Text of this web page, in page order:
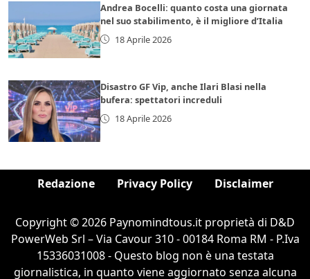
Andrea Bocelli: quanto costa una giornata
nel suo stabilimento, è il migliore d’Italia
18 Aprile 2026
Disastro GF Vip, anche Ilari Blasi nella
bufera: spettatori increduli
18 Aprile 2026
Redazione Privacy Policy Disclaimer
Copyright © 2026 Paynomindtous.it proprietà di D&D
PowerWeb Srl – Via Cavour 310 - 00184 Roma RM - P.Iva
15336031008 - Questo blog non è una testata
giornalistica, in quanto viene aggiornato senza alcuna